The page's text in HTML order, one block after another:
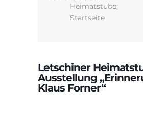
Heimatstube,
Startseite
Letschiner
Ausstellung
Klaus Forner“